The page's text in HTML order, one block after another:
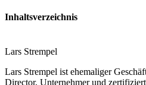
Inhaltsverzeichnis
Lars Strempel
Lars Strempel ist ehemaliger
Director, Unternehmer und